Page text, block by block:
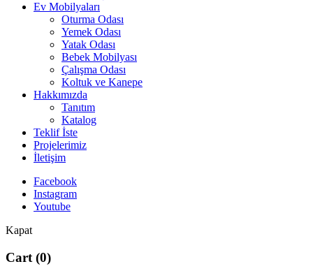
Ev Mobilyaları
Oturma Odası
Yemek Odası
Yatak Odası
Bebek Mobilyası
Çalışma Odası
Koltuk ve Kanepe
Hakkımızda
Tanıtım
Katalog
Teklif İste
Projelerimiz
İletişim
Facebook
Instagram
Youtube
Kapat
Cart (0)